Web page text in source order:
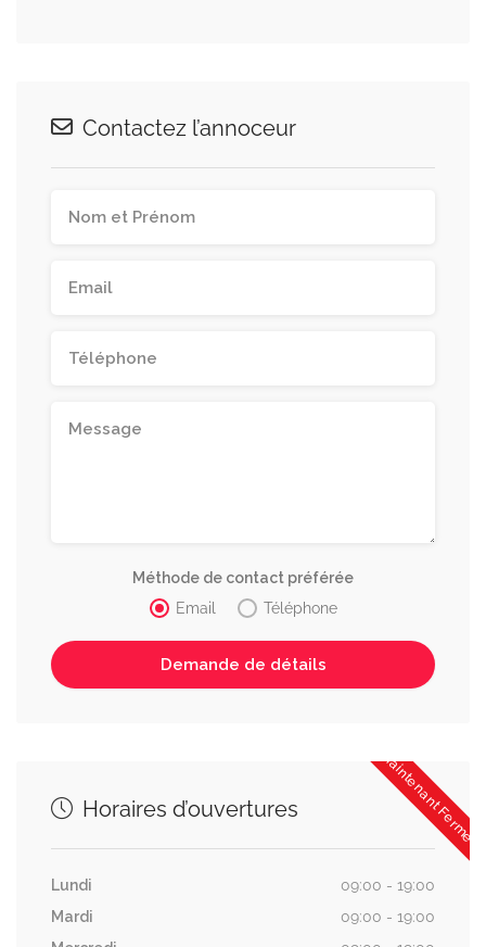
Contactez l’annoceur
Méthode de contact préférée
Email
Téléphone
Maintenant Fermée
Horaires d’ouvertures
Lundi
09:00 - 19:00
Mardi
09:00 - 19:00